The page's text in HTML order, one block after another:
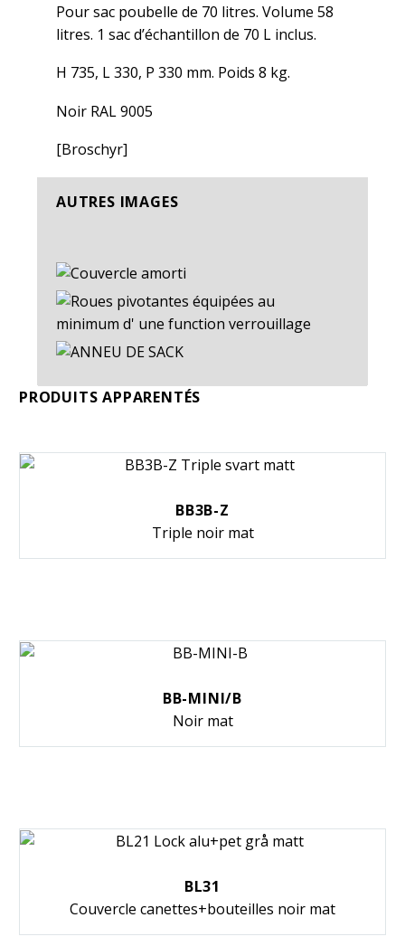
Pour sac poubelle de 70 litres. Volume 58
litres. 1 sac d’échantillon de 70 L inclus.
H 735, L 330, P 330 mm. Poids 8 kg.
Noir RAL 9005
[Broschyr]
AUTRES IMAGES
PRODUITS APPARENTÉS
BB3B-Z
Triple noir mat
BB-MINI/B
Noir mat
BL31
Couvercle canettes+bouteilles noir mat